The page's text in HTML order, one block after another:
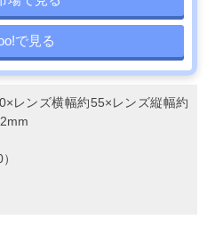
で見る
レンズ横幅約55×レンズ縦幅約